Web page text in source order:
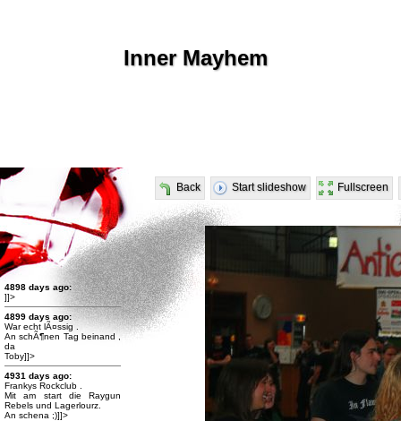
Inner Mayhem
4898 days ago:
]]>
4899 days ago:
War echt lÃ¤ssig .
An schÃ¶nen Tag beinand ,
da
Toby]]>
4931 days ago:
Frankys Rockclub .
Mit am start die Raygun
Rebels und Lagerlourz.
An schena ;)]]>
Back Start slideshow Fullscreen